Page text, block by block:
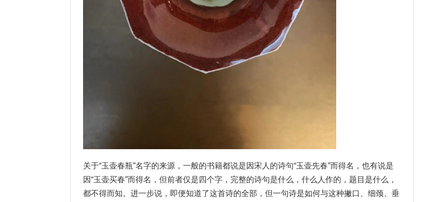
关于“玉壶春瓶”名字的来源，一般的书籍都说是因宋人的诗句“玉壶先春”而得名，也有说是
因“玉壶买春”而得名，但前者仅是四个字，完整的诗句是什么，什么人作的，题目是什么，
都不得而知。进一步说，即便知道了这首诗的全部，但一句诗是如何与这种撇口、细颈、垂